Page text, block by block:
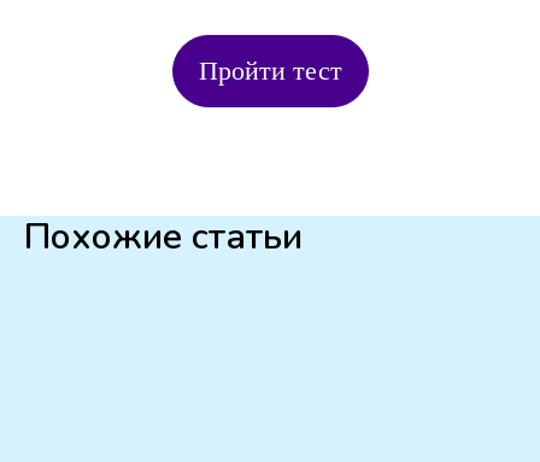
Пройти тест
Похожие статьи